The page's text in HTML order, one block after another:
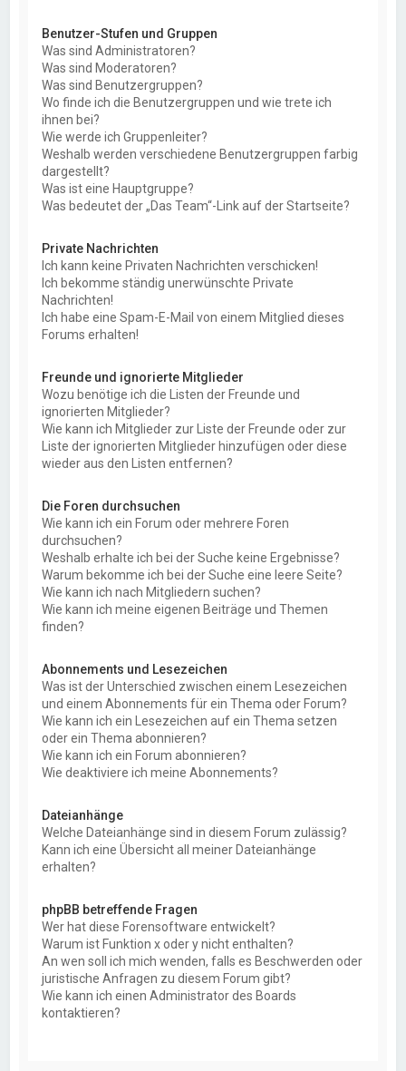
Benutzer-Stufen und Gruppen
Was sind Administratoren?
Was sind Moderatoren?
Was sind Benutzergruppen?
Wo finde ich die Benutzergruppen und wie trete ich
ihnen bei?
Wie werde ich Gruppenleiter?
Weshalb werden verschiedene Benutzergruppen farbig
dargestellt?
Was ist eine Hauptgruppe?
Was bedeutet der „Das Team“-Link auf der Startseite?
Private Nachrichten
Ich kann keine Privaten Nachrichten verschicken!
Ich bekomme ständig unerwünschte Private
Nachrichten!
Ich habe eine Spam-E-Mail von einem Mitglied dieses
Forums erhalten!
Freunde und ignorierte Mitglieder
Wozu benötige ich die Listen der Freunde und
ignorierten Mitglieder?
Wie kann ich Mitglieder zur Liste der Freunde oder zur
Liste der ignorierten Mitglieder hinzufügen oder diese
wieder aus den Listen entfernen?
Die Foren durchsuchen
Wie kann ich ein Forum oder mehrere Foren
durchsuchen?
Weshalb erhalte ich bei der Suche keine Ergebnisse?
Warum bekomme ich bei der Suche eine leere Seite?
Wie kann ich nach Mitgliedern suchen?
Wie kann ich meine eigenen Beiträge und Themen
finden?
Abonnements und Lesezeichen
Was ist der Unterschied zwischen einem Lesezeichen
und einem Abonnements für ein Thema oder Forum?
Wie kann ich ein Lesezeichen auf ein Thema setzen
oder ein Thema abonnieren?
Wie kann ich ein Forum abonnieren?
Wie deaktiviere ich meine Abonnements?
Dateianhänge
Welche Dateianhänge sind in diesem Forum zulässig?
Kann ich eine Übersicht all meiner Dateianhänge
erhalten?
phpBB betreffende Fragen
Wer hat diese Forensoftware entwickelt?
Warum ist Funktion x oder y nicht enthalten?
An wen soll ich mich wenden, falls es Beschwerden oder
juristische Anfragen zu diesem Forum gibt?
Wie kann ich einen Administrator des Boards
kontaktieren?